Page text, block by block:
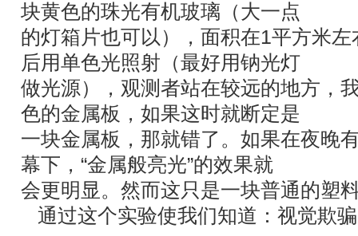
块黄色的珠光有机玻璃（大一点
的灯箱片也可以），面积在1平方米
后用单色光照射（最好用钠光灯
做光源），观测者站在较远的地方，
色的金属板，如果这时就断定是
一块金属板，那就错了。如果在夜晚
幕下，“金属般亮光”的效果就
会更明显。然而这只是一块普通的塑
通过这个实验使我们知道：视觉欺